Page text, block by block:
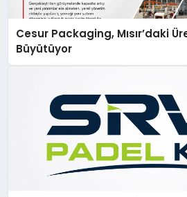
Cesur Packaging, Mısır’daki
Büyütüyor